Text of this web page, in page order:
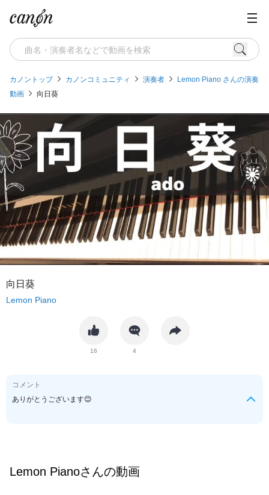
カノントップ カノンコミュニティ 演奏者
Lemon Piano さんの演奏
動画
向日葵
向日葵
Lemon Piano
16 4
コメント
ありがとうございます😊
Lemon Pianoさんの動画